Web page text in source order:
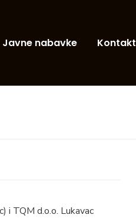
Javne nabavke Kontakt
i TQM d.o.o. Lukavac